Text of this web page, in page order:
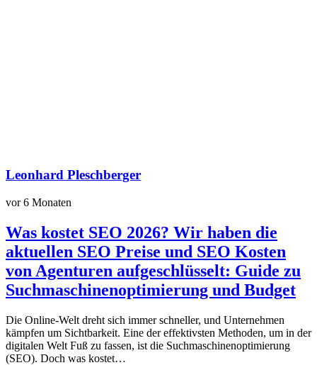
Leonhard Pleschberger
vor 6 Monaten
Was kostet SEO 2026? Wir haben die
aktuellen SEO Preise und SEO Kosten
von Agenturen aufgeschlüsselt: Guide zu
Suchmaschinenoptimierung und Budget
Die Online-Welt dreht sich immer schneller, und Unternehmen
kämpfen um Sichtbarkeit. Eine der effektivsten Methoden, um in der
digitalen Welt Fuß zu fassen, ist die Suchmaschinenoptimierung
(SEO). Doch was kostet…